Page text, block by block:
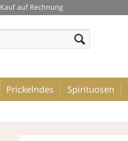
Kauf auf Rechnung
Prickelndes Spirituosen